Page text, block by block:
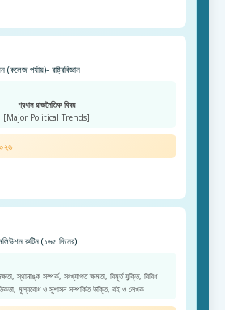
পর্যায়)- রাষ্ট্রবিজ্ঞান
প্রধান রাজনৈতিক বিষয়
[Major Political Trends]
রুটিন (১৬৫ দিনের)
স্থানাঙ্ক সম্পর্ক, সংখ্যাগত ক্ষমতা, বিমূর্ত যুক্তি, বিবিধ
মূল্যবোধ ও সুশাসন সম্পর্কিত উক্তি, বই ও লেখক